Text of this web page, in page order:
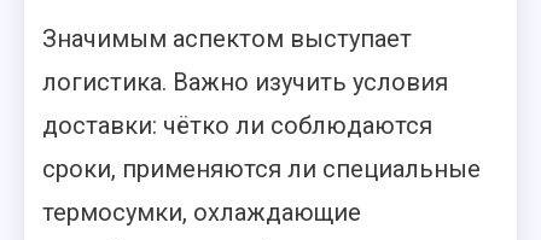
Значимым аспектом выступает
логистика. Важно изучить условия
доставки: чётко ли соблюдаются
сроки, применяются ли специальные
термосумки, охлаждающие